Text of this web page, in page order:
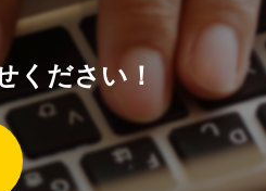
ください！